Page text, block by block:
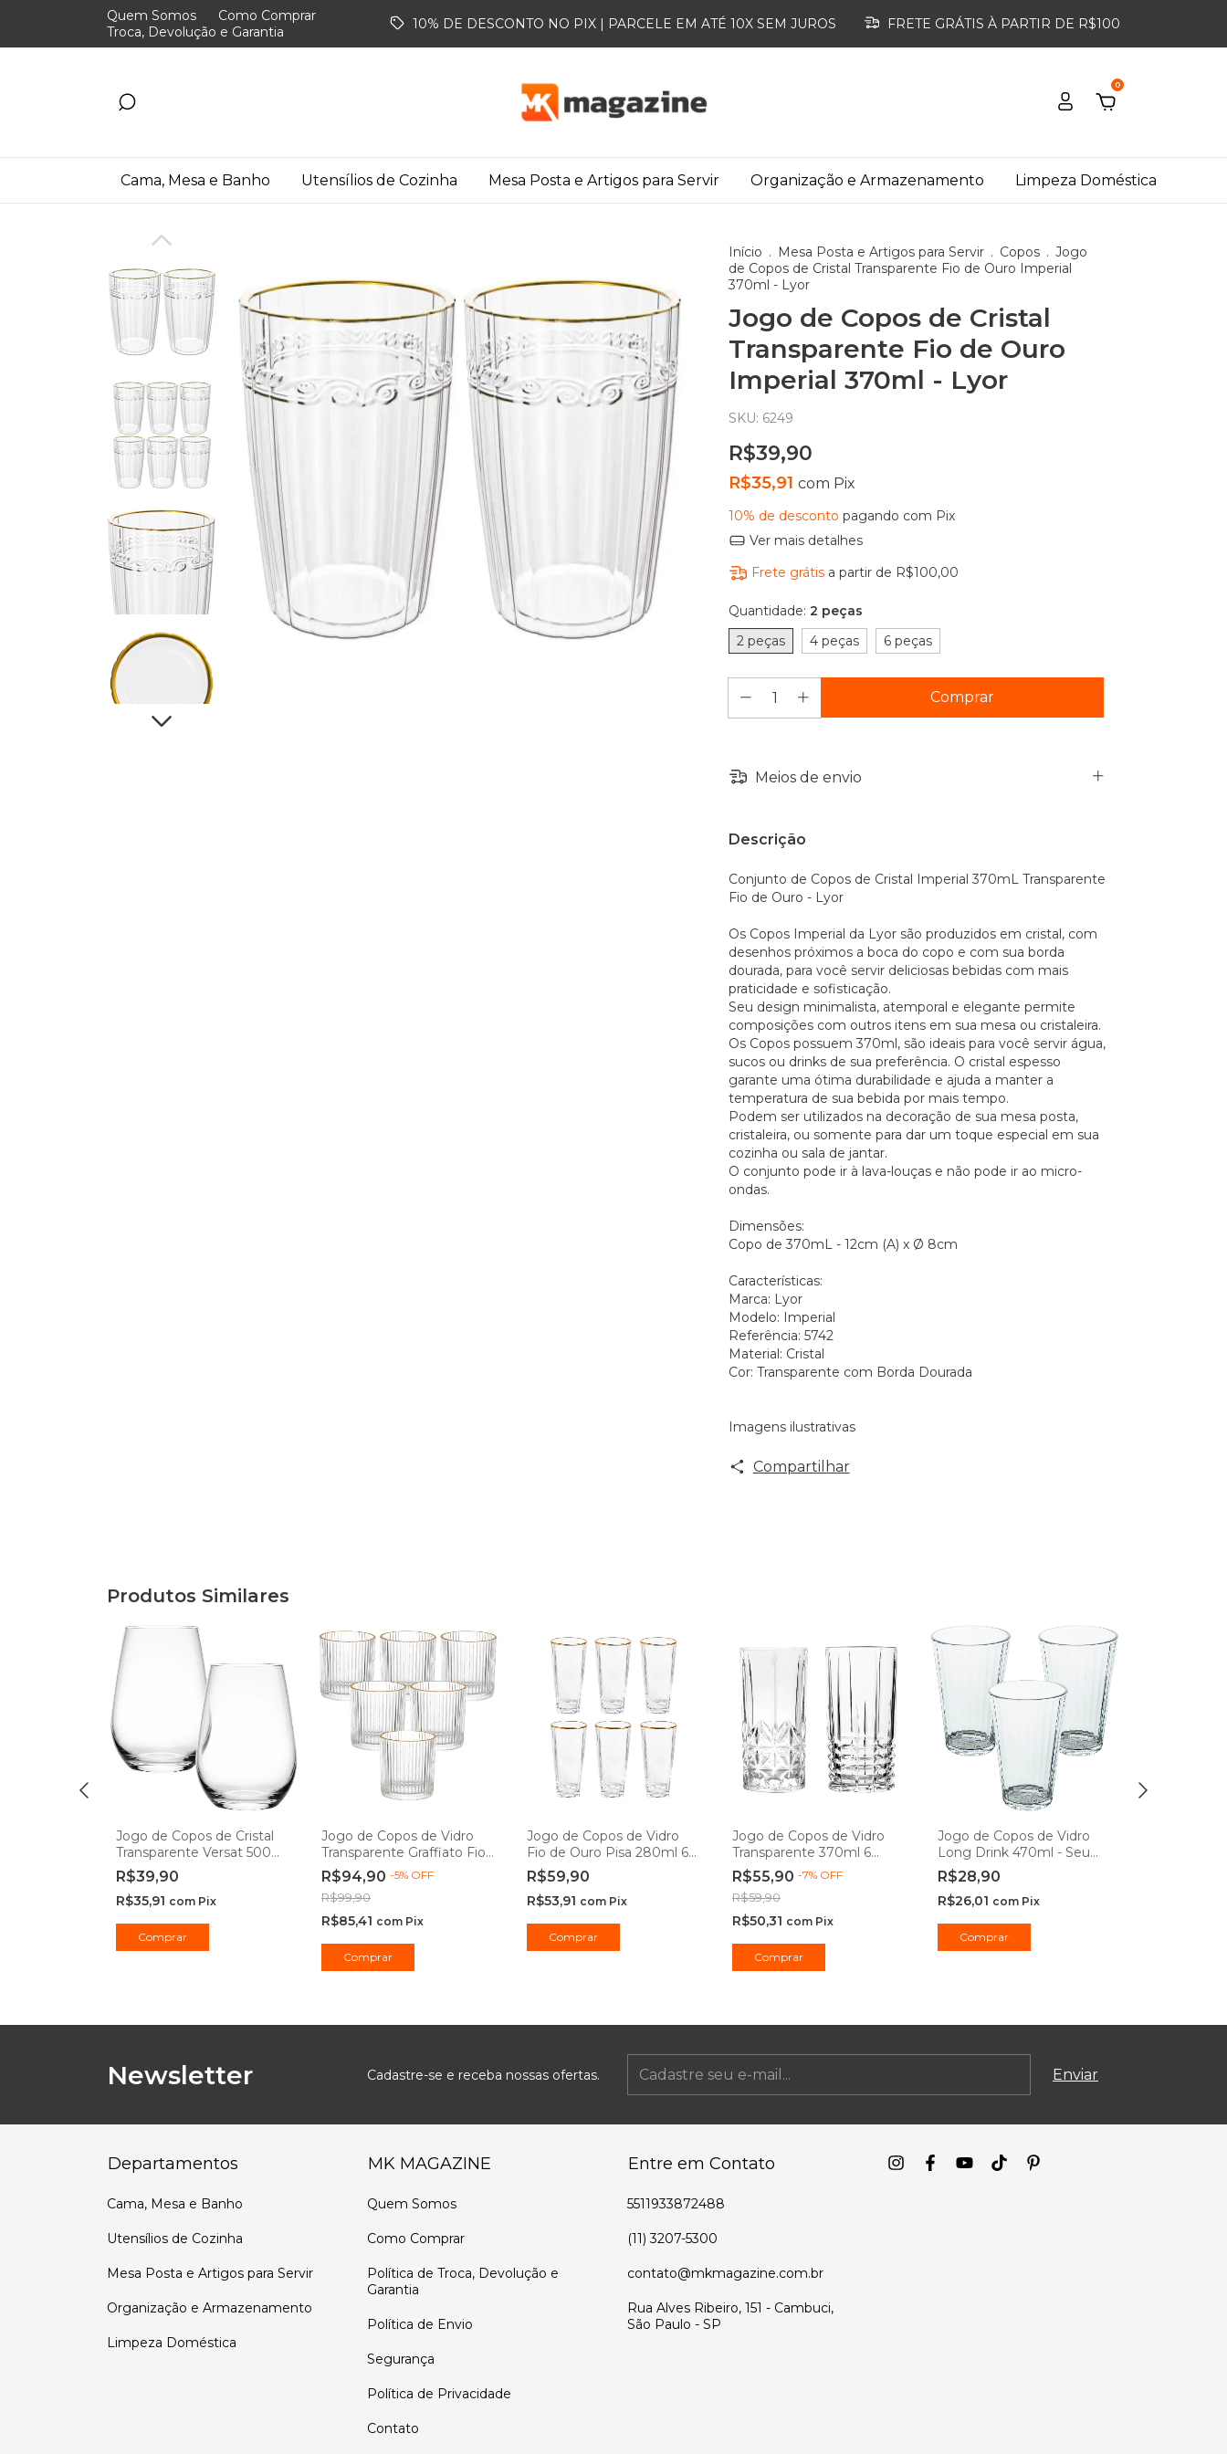
Quem Somos
Como Comprar
Troca, Devolução e Garantia
10% DE DESCONTO NO PIX | PARCELE EM ATÉ 10X SEM JUROS FRETE GRÁTIS À PARTIR DE R$100
0
Cama, Mesa e Banho Utensílios de Cozinha Mesa Posta e Artigos para Servir Organização e Armazenamento Limpeza Doméstica
Início . Mesa Posta e Artigos para Servir . Copos . Jogo
de Copos de Cristal Transparente Fio de Ouro Imperial
370ml - Lyor
Jogo de Copos de Cristal
Transparente Fio de Ouro
Imperial 370ml - Lyor
SKU: 6249
R$39,90
R$35,91 com Pix
10% de desconto pagando com Pix
Ver mais detalhes
Frete grátis a partir de R$100,00
Quantidade: 2 peças
2 peças
4 peças 6 peças
Meios de envio
Descrição
Conjunto de Copos de Cristal Imperial 370mL Transparente
Fio de Ouro - Lyor
Os Copos Imperial da Lyor são produzidos em cristal, com
desenhos próximos a boca do copo e com sua borda
dourada, para você servir deliciosas bebidas com mais
praticidade e sofisticação.
Seu design minimalista, atemporal e elegante permite
composições com outros itens em sua mesa ou cristaleira.
Os Copos possuem 370ml, são ideais para você servir água,
sucos ou drinks de sua preferência. O cristal espesso
garante uma ótima durabilidade e ajuda a manter a
temperatura de sua bebida por mais tempo.
Podem ser utilizados na decoração de sua mesa posta,
cristaleira, ou somente para dar um toque especial em sua
cozinha ou sala de jantar.
O conjunto pode ir à lava-louças e não pode ir ao micro-
ondas.
Dimensões:
Copo de 370mL - 12cm (A) x Ø 8cm
Características:
Marca: Lyor
Modelo: Imperial
Referência: 5742
Material: Cristal
Cor: Transparente com Borda Dourada
Imagens ilustrativas
Compartilhar
Produtos Similares
Jogo de Copos de Cristal
Transparente Versat 500ml
- Seu Lar
R$39,90
R$35,91 com Pix
Comprar
Jogo de Copos de Vidro
Transparente Graffiato Fio
de Ouro 320ml 6 peças -
Hauskraft
R$94,90 -5% OFF
R$99,90
R$85,41 com Pix
Jogo de Copos de Vidro
Fio de Ouro Pisa 280ml 6
peças - Hauskraft
R$59,90
R$53,91 com Pix
Jogo de Copos de Vidro
Transparente 370ml 6
peças - Casambiente
R$55,90 -7% OFF
R$59,90
R$50,31 com Pix
Comprar
Jogo de Copos de Vidro
Long Drink 470ml - Seu
Lar
R$28,90
R$26,01 com Pix
Comprar
Newsletter Cadastre-se e receba nossas ofertas.
Departamentos
Cama, Mesa e Banho
Utensílios de Cozinha
Mesa Posta e Artigos para Servir
Organização e Armazenamento
Limpeza Doméstica
MK MAGAZINE
Quem Somos
Como Comprar
Política de Troca, Devolução e
Garantia
Política de Envio
Segurança
Política de Privacidade
Contato
Entre em Contato
5511933872488
(11) 3207-5300
contato@mkmagazine.com.br
Rua Alves Ribeiro, 151 - Cambuci,
São Paulo - SP